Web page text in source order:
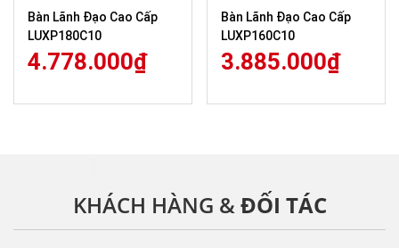
Bàn Lãnh Đạo Cao Cấp
LUXP180C10
4.778.000₫
Bàn Lãnh Đạo Cao Cấp
LUXP160C10
3.885.000₫
KHÁCH HÀNG &ĐỐI TÁC